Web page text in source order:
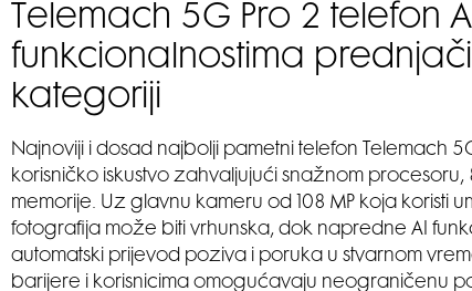
Telemach 5G Pro 2 telefon
funkcionalnostima prednjači
kategoriji
Najnoviji i dosad najbolji pametni telefon Telemach
korisničko iskustvo zahvaljujući snažnom procesoru,
memorije. Uz glavnu kameru od 108 MP koja koristi
fotografija može biti vrhunska, dok napredne AI
automatski prijevod poziva i poruka u stvarnom
barijere i korisnicima omogućavaju neograničenu